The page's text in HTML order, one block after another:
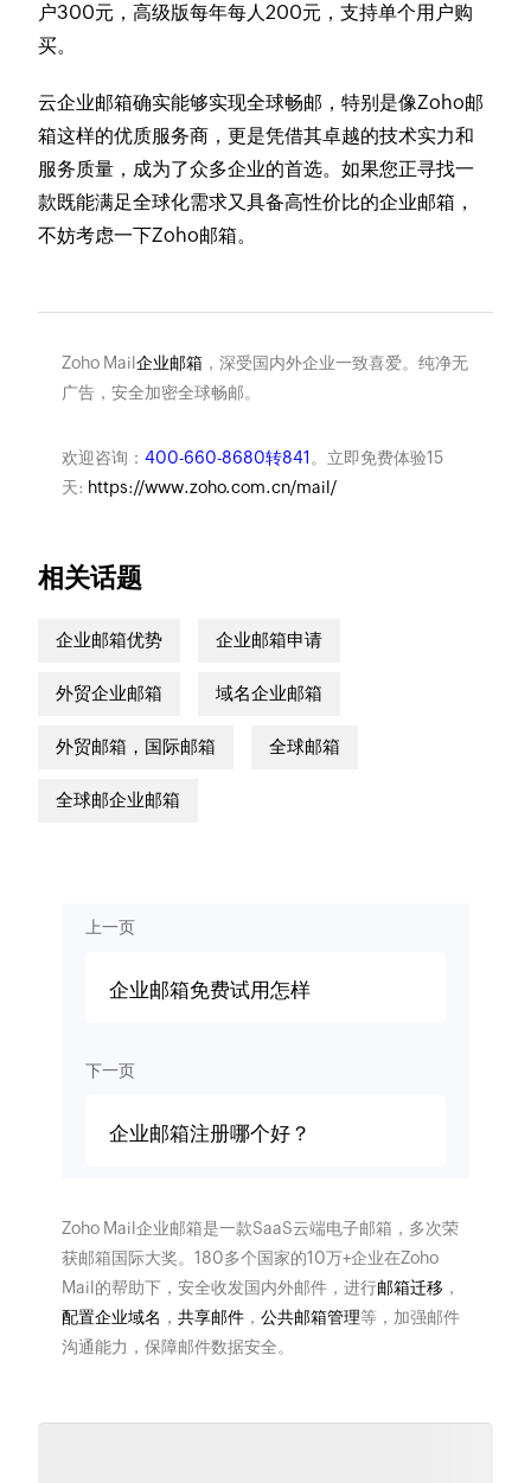
户300元，高级版每年每人200元，支持单个用户购
买。
云企业邮箱确实能够实现全球畅邮，特别是像Zoho邮
箱这样的优质服务商，更是凭借其卓越的技术实力和
服务质量，成为了众多企业的首选。如果您正寻找一
款既能满足全球化需求又具备高性价比的企业邮箱，
不妨考虑一下Zoho邮箱。
Zoho Mail企业邮箱，深受国内外企业一致喜爱。纯净无
广告，安全加密全球畅邮。
欢迎咨询： 400-660-8680转841 。立即免费体验15
天: https://www.zoho.com.cn/mail/
相关话题
企业邮箱优势 企业邮箱申请
外贸企业邮箱 域名企业邮箱
外贸邮箱，国际邮箱 全球邮箱
全球邮企业邮箱
上一页
企业邮箱免费试用怎样
下一页
企业邮箱注册哪个好？
Zoho Mail企业邮箱是一款SaaS云端电子邮箱，多次荣
获邮箱国际大奖。180多个国家的10万+企业在Zoho
Mail的帮助下，安全收发国内外邮件，进行邮箱迁移 ，
配置企业域名 ， 共享邮件， 公共邮箱管理等，加强邮件
沟通能力，保障邮件数据安全。